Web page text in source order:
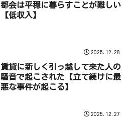
都会は平穏に暮らすことが難しい
【低収入】
2025.12.28
賃貸に新しく引っ越して来た人の
騒音で起こされた【立て続けに最
悪な事件が起こる】
2025.12.27